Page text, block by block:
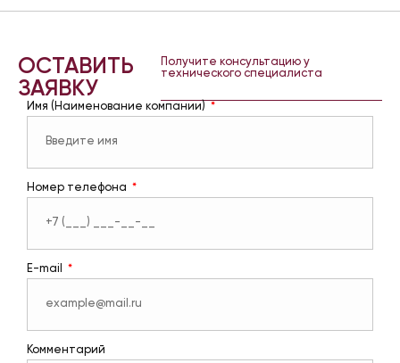
ОСТАВИТЬ
ЗАЯВКУ
Получите консультацию у
технического специалиста
Имя (Наименование компании)
Номер телефона
E-mail
Комментарий